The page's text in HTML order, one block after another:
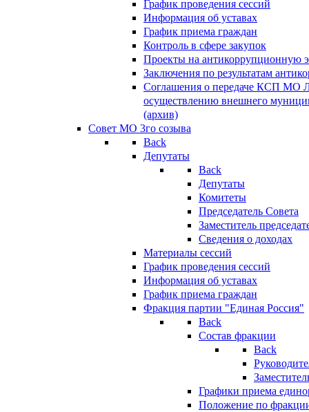
График проведения сессий
Информация об уставах
График приема граждан
Контроль в сфере закупок
Проекты на антикоррупционную
Заключения по результатам
Соглашения о передаче КСП МО
осуществлению внешнего
(архив)
Совет МО 3го созыва
Back
Депутаты
Back
Депутаты
Комитеты
Председатель Совета
Заместитель
Сведения о доходах
Материалы сессий
График проведения сессий
Информация об уставах
График приема граждан
Фракция партии "Единая Россия"
Back
Состав фракции
Back
Графики приема
Положение по